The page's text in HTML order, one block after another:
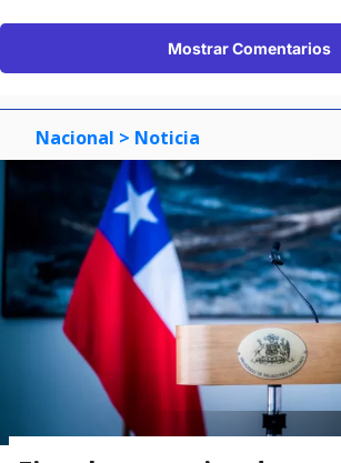
Mostrar Comentarios
Nacional > Noticia